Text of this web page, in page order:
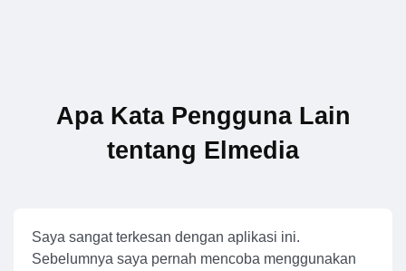
Apa Kata Pengguna Lain
tentang Elmedia
Saya sangat terkesan dengan aplikasi ini.
Sebelumnya saya pernah mencoba menggunakan